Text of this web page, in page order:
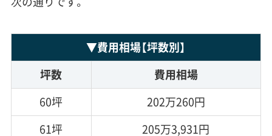
▼費用相場【坪数別】
坪数
費用相場
60坪
202万260円
61坪
205万3,931円